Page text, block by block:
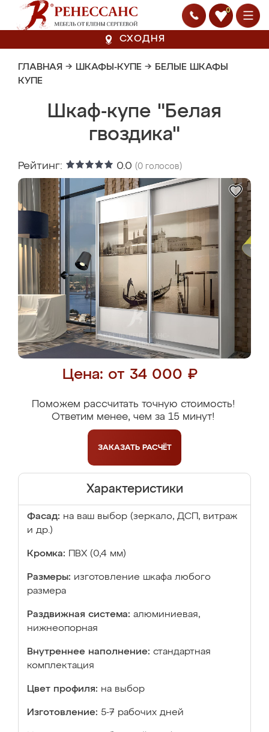
0
СХОДНЯ
ГЛАВНАЯ → ШКАФЫ-КУПЕ → БЕЛЫЕ ШКАФЫ
КУПЕ
Шкаф-купе "Белая
гвоздика"
Рейтинг: 0.0 (0 голосов)
Цена: от 34 000 ₽
Поможем рассчитать точную стоимость!
Ответим менее, чем за 15 минут!
ЗАКАЗАТЬ РАСЧЁТ
Характеристики
Фасад: на ваш выбор (зеркало, ДСП, витраж
и др.)
Кромка: ПВХ (0,4 мм)
Размеры: изготовление шкафа любого
размера
Раздвижная система: алюминиевая,
нижнеопорная
Внутреннее наполнение: стандартная
комплектация
Цвет профиля: на выбор
Изготовление: 5-7 рабочих дней